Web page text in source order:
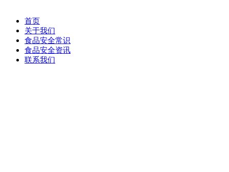
首页
关于我们
食品安全常识
食品安全资讯
联系我们